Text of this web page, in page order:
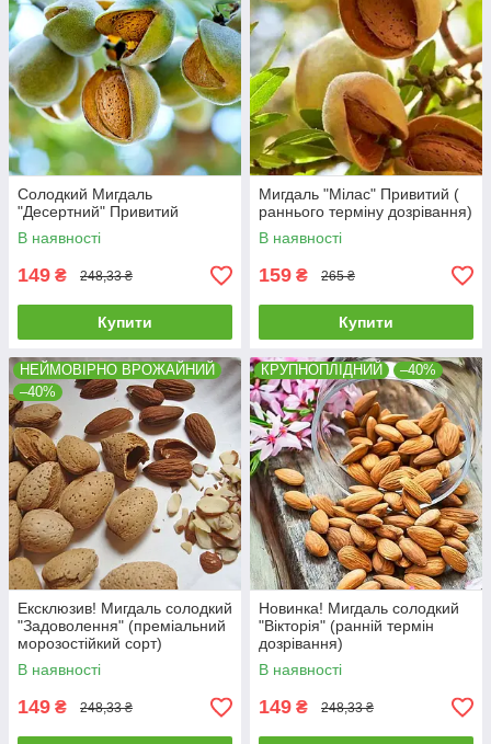
Солодкий Мигдаль
"Десертний" Привитий
В наявності
149 ₴ 248,33 ₴
Купити
Мигдаль "Мілас" Привитий (
раннього терміну дозрівання)
В наявності
159 ₴ 265 ₴
Купити
НЕЙМОВІРНО ВРОЖАЙНИЙ
–40%
Ексклюзив! Мигдаль солодкий
"Задоволення" (преміальний
морозостійкий сорт)
В наявності
149 ₴ 248,33 ₴
КРУПНОПЛІДНИЙ –40%
Новинка! Мигдаль солодкий
"Вікторія" (ранній термін
дозрівання)
В наявності
149 ₴ 248,33 ₴